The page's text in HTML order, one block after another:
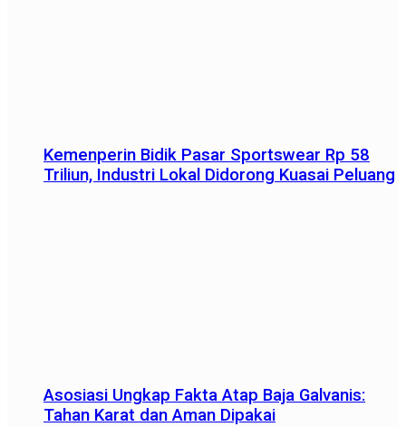
Kemenperin Bidik Pasar Sportswear Rp 58
Triliun, Industri Lokal Didorong Kuasai Peluang
Asosiasi Ungkap Fakta Atap Baja Galvanis:
Tahan Karat dan Aman Dipakai